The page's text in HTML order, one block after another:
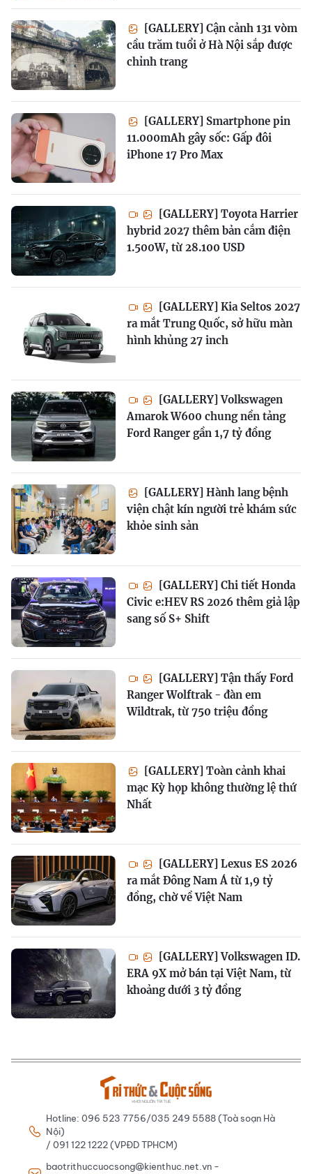
[GALLERY] Cận cảnh 131 vòm
cầu trăm tuổi ở Hà Nội sắp được
chỉnh trang
[GALLERY] Smartphone pin
11.000mAh gây sốc: Gấp đôi
iPhone 17 Pro Max
[GALLERY] Toyota Harrier
hybrid 2027 thêm bản cắm điện
1.500W, từ 28.100 USD
[GALLERY] Kia Seltos 2027
ra mắt Trung Quốc, sở hữu màn
hình khủng 27 inch
[GALLERY] Volkswagen
Amarok W600 chung nền tảng
Ford Ranger gần 1,7 tỷ đồng
[GALLERY] Hành lang bệnh
viện chật kín người trẻ khám sức
khỏe sinh sản
[GALLERY] Chi tiết Honda
Civic e:HEV RS 2026 thêm giả lập
sang số S+ Shift
[GALLERY] Tận thấy Ford
Ranger Wolftrak - đàn em
Wildtrak, từ 750 triệu đồng
[GALLERY] Toàn cảnh khai
mạc Kỳ họp không thường lệ thứ
Nhất
[GALLERY] Lexus ES 2026
ra mắt Đông Nam Á từ 1,9 tỷ
đồng, chờ về Việt Nam
[GALLERY] Volkswagen ID.
ERA 9X mở bán tại Việt Nam, từ
khoảng dưới 3 tỷ đồng
Hotline: 096 523 7756/035 249 5588 (Toà soạn Hà
Nội)
/ 091 122 1222 (VPĐD TPHCM)
baotrithuccuocsong@kienthuc.net.vn -